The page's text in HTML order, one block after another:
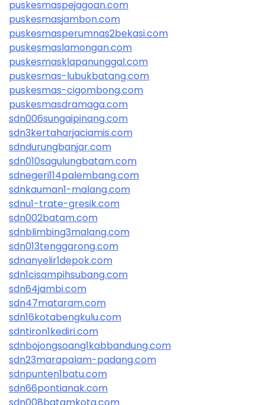
puskesmaspejagoan.com
puskesmasjambon.com
puskesmasperumnas2bekasi.com
puskesmaslamongan.com
puskesmasklapanunggal.com
puskesmas-lubukbatang.com
puskesmas-cigombong.com
puskesmasdramaga.com
sdn006sungaipinang.com
sdn3kertaharjaciamis.com
sdndurungbanjar.com
sdn010sagulungbatam.com
sdnegeri114palembang.com
sdnkauman1-malang.com
sdnu1-trate-gresik.com
sdn002batam.com
sdnblimbing3malang.com
sdn013tenggarong.com
sdnanyelir1depok.com
sdn1cisampihsubang.com
sdn64jambi.com
sdn47mataram.com
sdn16kotabengkulu.com
sdntiron1kediri.com
sdnbojongsoang1kabbandung.com
sdn23marapalam-padang.com
sdnpunten1batu.com
sdn66pontianak.com
sdn008batamkota.com